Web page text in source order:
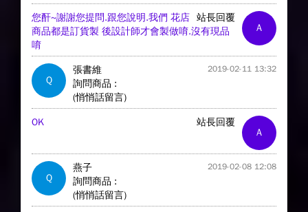
A
站長回覆
您酐~謝謝您提問.跟您說明.我們 花店
商品都是訂貨製 後設計師才會製做唷.沒有現品
唷
Q
張書維 2019-02-11 13:32
詢問商品 :
(悄悄話留言)
A
站長回覆
OK
Q
燕子 2019-02-08 12:08
詢問商品 :
(悄悄話留言)